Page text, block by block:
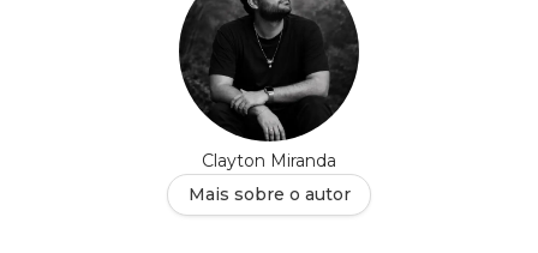
Clayton Miranda
Mais sobre o autor